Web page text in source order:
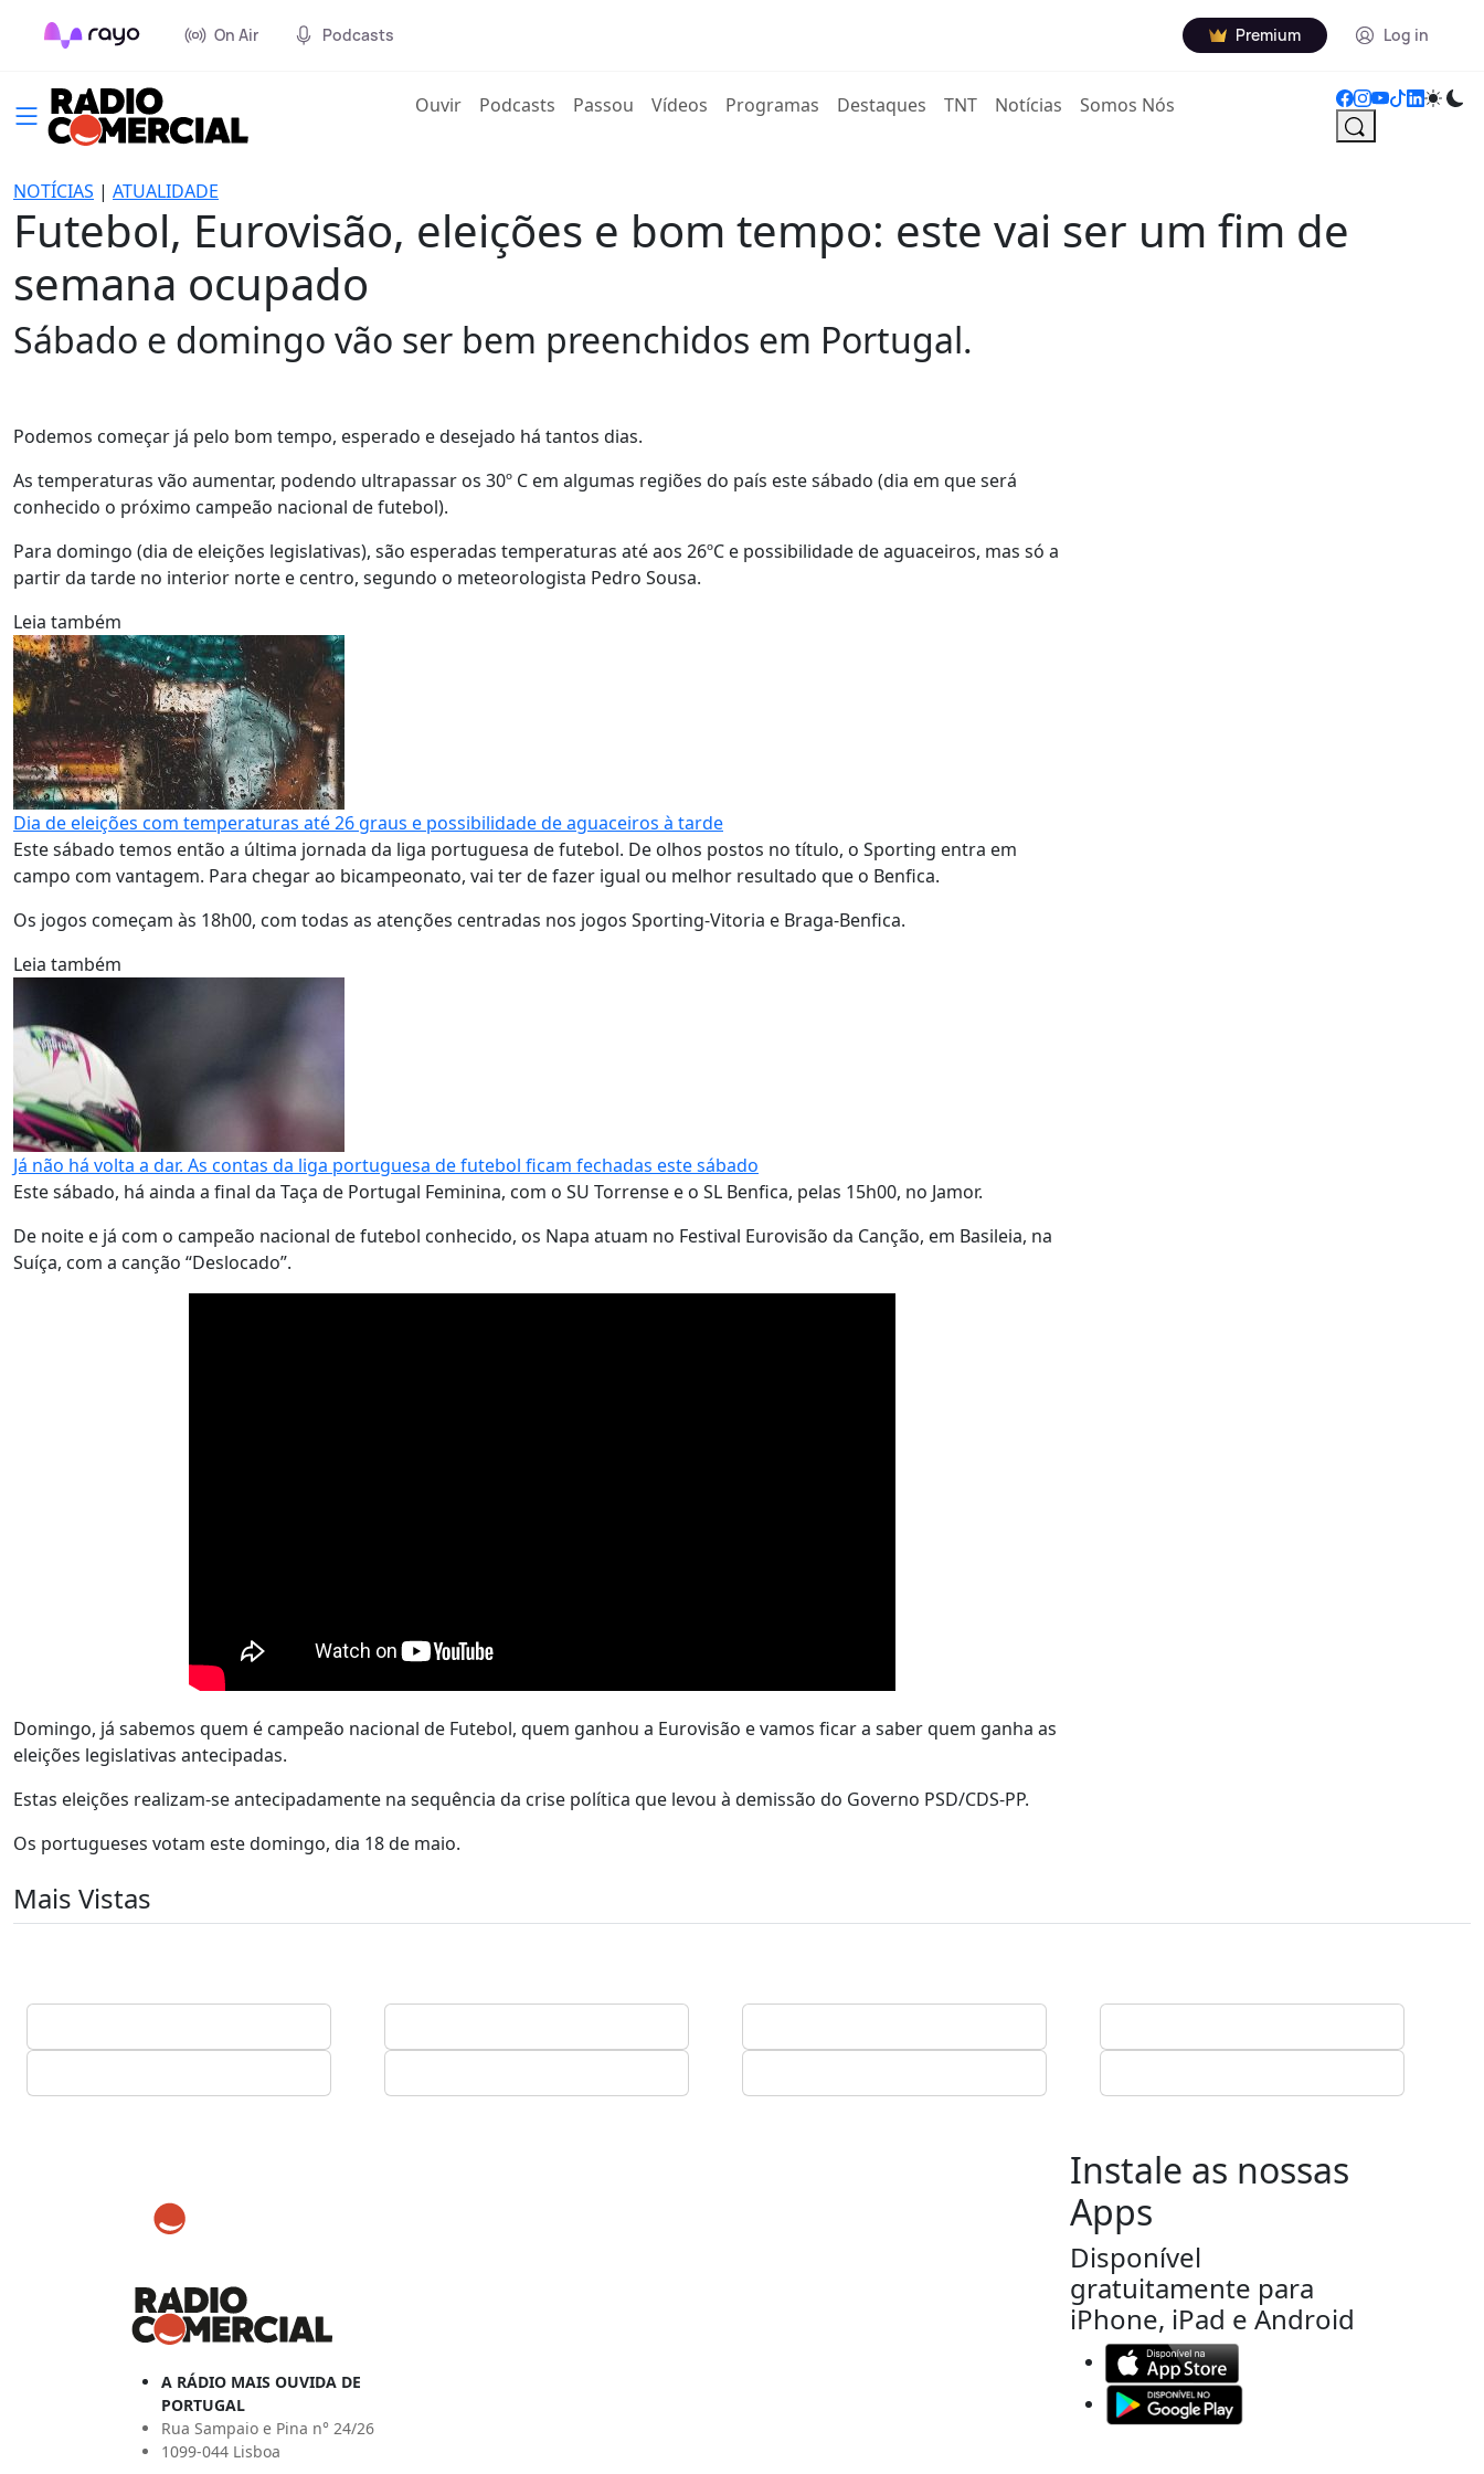
On Air Podcasts Premium Log in
Ouvir(current)
Podcasts Passou Vídeos Programas Destaques TNT Notícias Somos Nós
NOTÍCIAS | ATUALIDADE
Futebol, Eurovisão, eleições e bom tempo: este vai ser um fim de
semana ocupado
Sábado e domingo vão ser bem preenchidos em Portugal.
Podemos começar já pelo bom tempo, esperado e desejado há tantos dias.
As temperaturas vão aumentar, podendo ultrapassar os 30º C em algumas regiões do país este sábado (dia em que será
conhecido o próximo campeão nacional de futebol).
Para domingo (dia de eleições legislativas), são esperadas temperaturas até aos 26ºC e possibilidade de aguaceiros, mas só a
partir da tarde no interior norte e centro, segundo o meteorologista Pedro Sousa.
Leia também
Dia de eleições com temperaturas até 26 graus e possibilidade de aguaceiros à tarde
Este sábado temos então a última jornada da liga portuguesa de futebol. De olhos postos no título, o Sporting entra em
campo com vantagem. Para chegar ao bicampeonato, vai ter de fazer igual ou melhor resultado que o Benfica.
Os jogos começam às 18h00, com todas as atenções centradas nos jogos Sporting-Vitoria e Braga-Benfica.
Leia também
Já não há volta a dar. As contas da liga portuguesa de futebol ficam fechadas este sábado
Este sábado, há ainda a final da Taça de Portugal Feminina, com o SU Torrense e o SL Benfica, pelas 15h00, no Jamor.
De noite e já com o campeão nacional de futebol conhecido, os Napa atuam no Festival Eurovisão da Canção, em Basileia, na
Suíça, com a canção “Deslocado”.
Domingo, já sabemos quem é campeão nacional de Futebol, quem ganhou a Eurovisão e vamos ficar a saber quem ganha as
eleições legislativas antecipadas.
Estas eleições realizam-se antecipadamente na sequência da crise política que levou à demissão do Governo PSD/CDS-PP.
Os portugueses votam este domingo, dia 18 de maio.
Mais Vistas
A RÁDIO MAIS OUVIDA DE
PORTUGAL
Rua Sampaio e Pina n° 24/26
1099-044 Lisboa
Instale as nossas
Apps
Disponível
gratuitamente para
iPhone, iPad e Android